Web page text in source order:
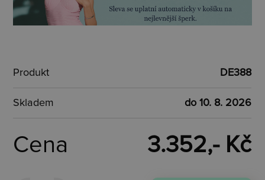
Produkt DE388
Skladem do 10. 8. 2026
Cena 3.352,- Kč